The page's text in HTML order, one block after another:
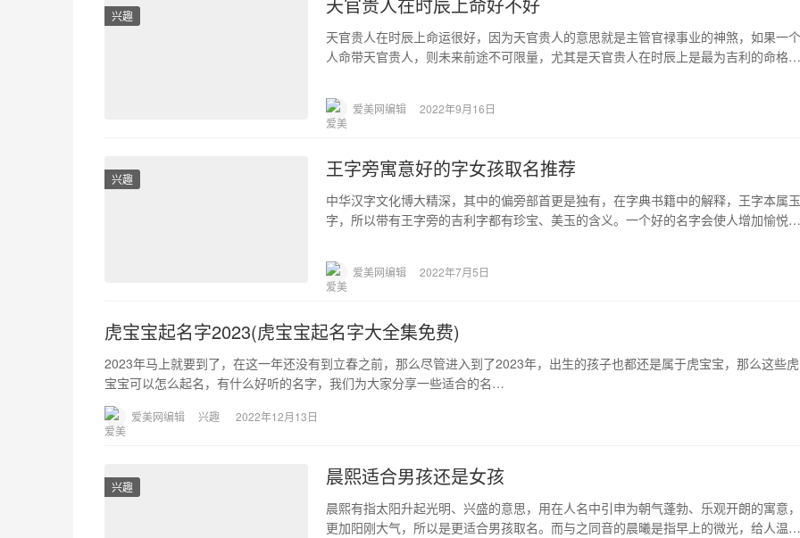
兴趣
天官贵人在时辰上命运很好，因为天官贵人的意思就是主管官禄事业的神煞，如果一个
人命带天官贵人，则未来前途不可限量，尤其是天官贵人在时辰上是最为吉利的命格。
爱美网编辑 2022年9月16日
兴趣 王字旁寓意好的字女孩取名推荐
中华汉字文化博大精深，其中的偏旁部首更是独有，在字典书籍中的解释，王字本属玉
字，所以带有王字旁的吉利字都有珍宝、美玉的含义。一个好的名字会使人增加愉悦感
爱美网编辑 2022年7月5日
虎宝宝起名字2023(虎宝宝起名字大全集免费)
2023年马上就要到了，在这一年还没有到立春之前，那么尽管进入到了2023年，出生的孩子也都还是属于虎宝宝，那么这些虎
宝宝可以怎么起名，有什么好听的名字，我们为大家分享一些适合的名…
爱美网编辑 兴趣 2022年12月13日
兴趣 晨熙适合男孩还是女孩
晨熙有指太阳升起光明、兴盛的意思，用在人名中引申为朝气蓬勃、乐观开朗的寓意，
更加阳刚大气，所以是更适合男孩取名。而与之同音的晨曦是指早上的微光，给人温暖